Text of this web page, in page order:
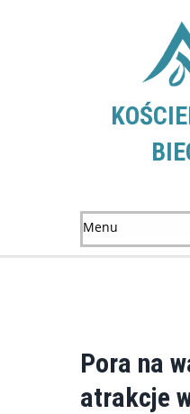
Pora na
atrakcje